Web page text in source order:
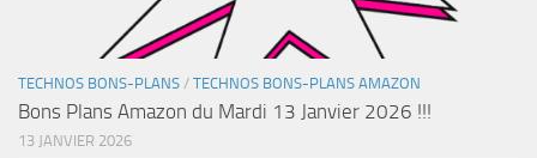
TECHNOS BONS-PLANS / TECHNOS BONS-PLANS AMAZON
Bons Plans Amazon du Mardi 13 Janvier 2026 !!!
13 JANVIER 2026